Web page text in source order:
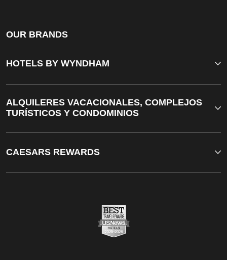
OUR BRANDS
HOTELS BY WYNDHAM
ALQUILERES VACACIONALES, COMPLEJOS
TURÍSTICOS Y CONDOMINIOS
CAESARS REWARDS